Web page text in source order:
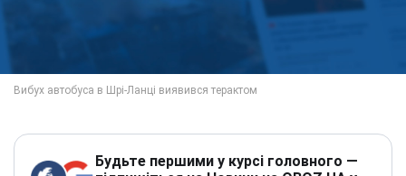
Будьте першими у курсі головного —